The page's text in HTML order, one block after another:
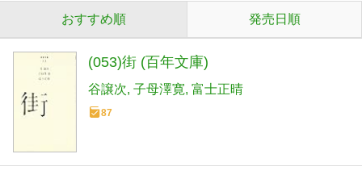
おすすめ順 発売日順
(053)街 (百年文庫)
谷譲次 子母澤寛 富士正晴
87